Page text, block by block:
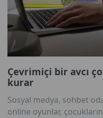
Çevrimiçi bir avcı
kurar
Sosyal medya, sohbet
online oyunlar,